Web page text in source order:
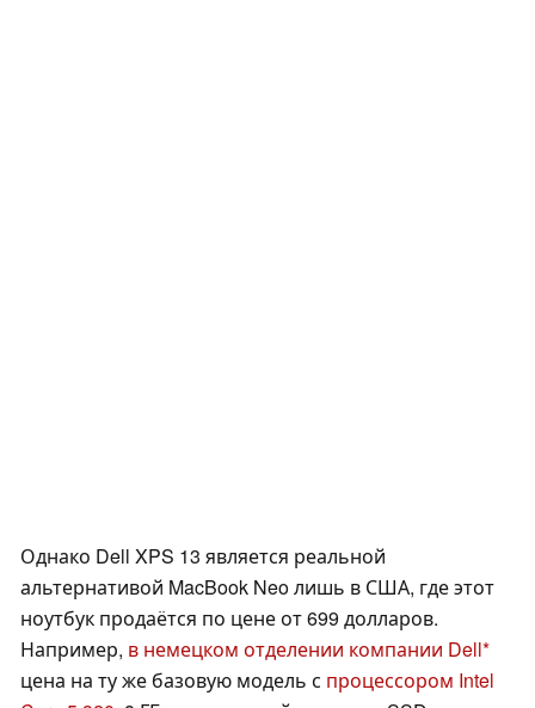
Однако Dell XPS 13 является реальной
альтернативой MacBook Neo лишь в США, где этот
ноутбук продаётся по цене от 699 долларов.
Например, в немецком отделении компании Dell
цена на ту же базовую модель с процессором Intel